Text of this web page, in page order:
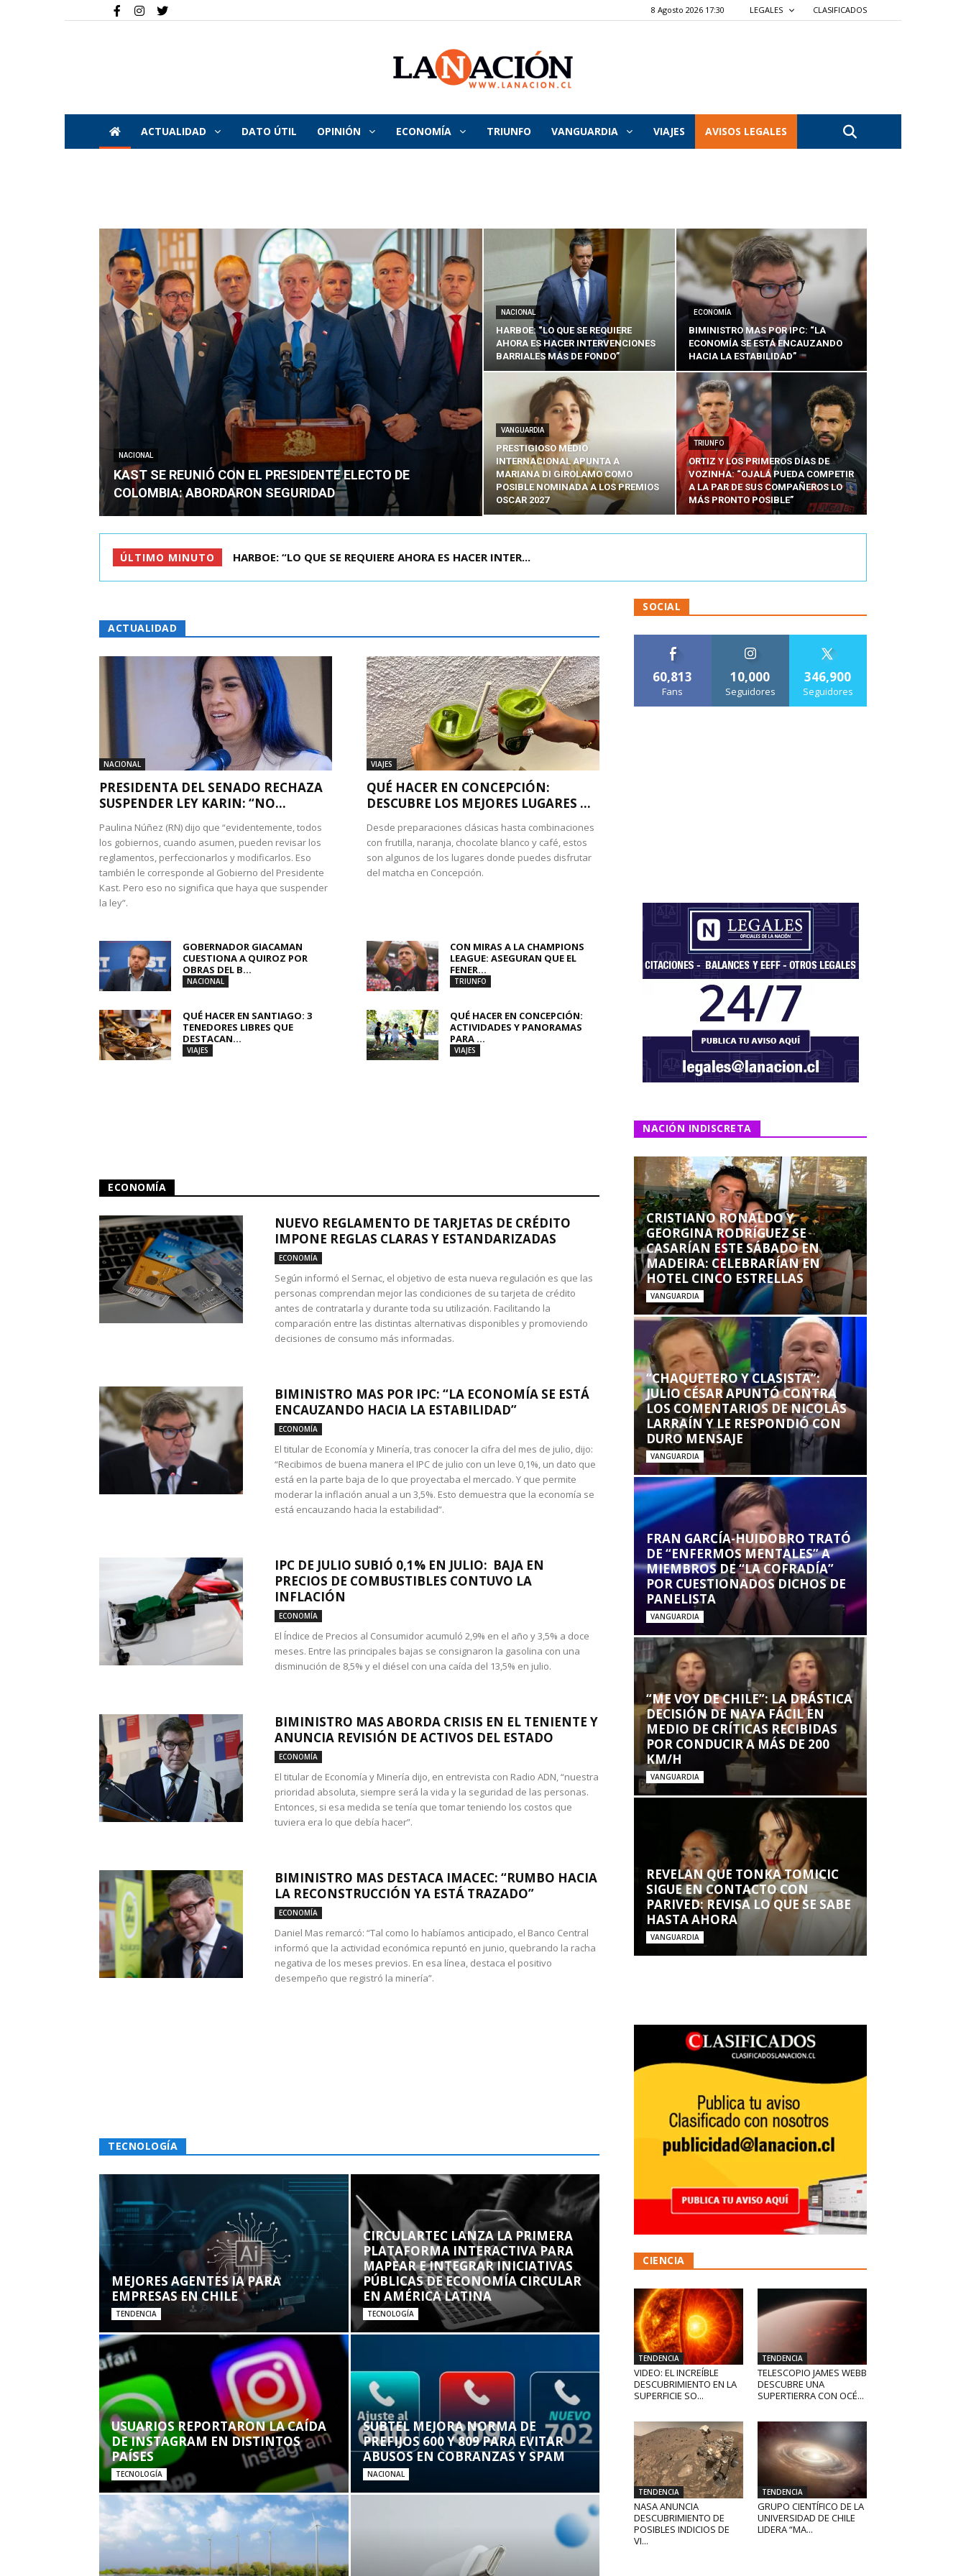
8 Agosto 2026 17:30 LEGALES CLASIFICADOS
La
Nación
ACTUALIDAD DATO ÚTIL OPINIÓN ECONOMÍA TRIUNFO VANGUARDIA VIAJES AVISOS LEGALES
NACIONAL
KAST SE REUNIÓ CON EL PRESIDENTE ELECTO DE
COLOMBIA: ABORDARON SEGURIDAD
NACIONAL
HARBOE: “LO QUE SE REQUIERE
AHORA ES HACER INTERVENCIONES
BARRIALES MÁS DE FONDO”
ECONOMÍA
BIMINISTRO MAS POR IPC: “LA
ECONOMÍA SE ESTÁ ENCAUZANDO
HACIA LA ESTABILIDAD”
VANGUARDIA
PRESTIGIOSO MEDIO
INTERNACIONAL APUNTA A
MARIANA DI GIROLAMO COMO
POSIBLE NOMINADA A LOS PREMIOS
OSCAR 2027
TRIUNFO
ORTIZ Y LOS PRIMEROS DÍAS DE
VOZINHA: “OJALÁ PUEDA COMPETIR
A LA PAR DE SUS COMPAÑEROS LO
MÁS PRONTO POSIBLE”
ÚLTIMO MINUTO HARBOE: “LO QUE SE REQUIERE AHORA ES HACER INTER...
BIMINISTRO MAS POR IPC: “LA ECONOMÍA SE ESTÁ ENC...
ACTUALIDAD
NACIONAL
PRESIDENTA DEL SENADO RECHAZA
SUSPENDER LEY KARIN: “NO...
Paulina Núñez (RN) dijo que “evidentemente, todos
los gobiernos, cuando asumen, pueden revisar los
reglamentos, perfeccionarlos y modificarlos. Eso
también le corresponde al Gobierno del Presidente
Kast. Pero eso no significa que haya que suspender
la ley”.
VIAJES
QUÉ HACER EN CONCEPCIÓN:
DESCUBRE LOS MEJORES LUGARES ...
Desde preparaciones clásicas hasta combinaciones
con frutilla, naranja, chocolate blanco y café, estos
son algunos de los lugares donde puedes disfrutar
del matcha en Concepción.
GOBERNADOR GIACAMAN
CUESTIONA A QUIROZ POR
OBRAS DEL B...
NACIONAL
CON MIRAS A LA CHAMPIONS
LEAGUE: ASEGURAN QUE EL
FENER...
TRIUNFO
QUÉ HACER EN SANTIAGO: 3
TENEDORES LIBRES QUE
DESTACAN...
VIAJES
QUÉ HACER EN CONCEPCIÓN:
ACTIVIDADES Y PANORAMAS
PARA ...
VIAJES
ECONOMÍA
NUEVO REGLAMENTO DE TARJETAS DE CRÉDITO
IMPONE REGLAS CLARAS Y ESTANDARIZADAS
ECONOMÍA
Según informó el Sernac, el objetivo de esta nueva regulación es que las
personas comprendan mejor las condiciones de su tarjeta de crédito
antes de contratarla y durante toda su utilización. Facilitando la
comparación entre las distintas alternativas disponibles y promoviendo
decisiones de consumo más informadas.
BIMINISTRO MAS POR IPC: “LA ECONOMÍA SE ESTÁ
ENCAUZANDO HACIA LA ESTABILIDAD”
ECONOMÍA
El titular de Economía y Minería, tras conocer la cifra del mes de julio, dijo:
“Recibimos de buena manera el IPC de julio con un leve 0,1%, un dato que
está en la parte baja de lo que proyectaba el mercado. Y que permite
moderar la inflación anual a un 3,5%. Esto demuestra que la economía se
está encauzando hacia la estabilidad”.
IPC DE JULIO SUBIÓ 0,1% EN JULIO: BAJA EN
PRECIOS DE COMBUSTIBLES CONTUVO LA
INFLACIÓN
ECONOMÍA
El Índice de Precios al Consumidor acumuló 2,9% en el año y 3,5% a doce
meses. Entre las principales bajas se consignaron la gasolina con una
disminución de 8,5% y el diésel con una caída del 13,5% en julio.
BIMINISTRO MAS ABORDA CRISIS EN EL TENIENTE Y
ANUNCIA REVISIÓN DE ACTIVOS DEL ESTADO
ECONOMÍA
El titular de Economía y Minería dijo, en entrevista con Radio ADN, “nuestra
prioridad absoluta, siempre será la vida y la seguridad de las personas.
Entonces, si esa medida se tenía que tomar teniendo los costos que
tuviera era lo que debía hacer”.
BIMINISTRO MAS DESTACA IMACEC: “RUMBO HACIA
LA RECONSTRUCCIÓN YA ESTÁ TRAZADO”
ECONOMÍA
Daniel Mas remarcó: “Tal como lo habíamos anticipado, el Banco Central
informó que la actividad económica repuntó en junio, quebrando la racha
negativa de los meses previos. En esa línea, destaca el positivo
desempeño que registró la minería”.
TECNOLOGÍA
MEJORES AGENTES IA PARA
EMPRESAS EN CHILE
TENDENCIA
CIRCULARTEC LANZA LA PRIMERA
PLATAFORMA INTERACTIVA PARA
MAPEAR E INTEGRAR INICIATIVAS
PÚBLICAS DE ECONOMÍA CIRCULAR
EN AMÉRICA LATINA
TECNOLOGÍA
USUARIOS REPORTARON LA CAÍDA
DE INSTAGRAM EN DISTINTOS
PAÍSES
TECNOLOGÍA
SUBTEL MEJORA NORMA DE
PREFIJOS 600 Y 809 PARA EVITAR
ABUSOS EN COBRANZAS Y SPAM
NACIONAL
SOCIAL
60,813
Fans
10,000
Seguidores
346,900
Seguidores
NACIÓN INDISCRETA
CRISTIANO RONALDO Y
GEORGINA RODRÍGUEZ SE
CASARÍAN ESTE SÁBADO EN
MADEIRA: CELEBRARÍAN EN
HOTEL CINCO ESTRELLAS
VANGUARDIA
“CHAQUETERO Y CLASISTA”:
JULIO CÉSAR APUNTÓ CONTRA
LOS COMENTARIOS DE NICOLÁS
LARRAÍN Y LE RESPONDIÓ CON
DURO MENSAJE
VANGUARDIA
FRAN GARCÍA-HUIDOBRO TRATÓ
DE “ENFERMOS MENTALES” A
MIEMBROS DE “LA COFRADÍA”
POR CUESTIONADOS DICHOS DE
PANELISTA
VANGUARDIA
“ME VOY DE CHILE”: LA DRÁSTICA
DECISIÓN DE NAYA FÁCIL EN
MEDIO DE CRÍTICAS RECIBIDAS
POR CONDUCIR A MÁS DE 200
KM/H
VANGUARDIA
REVELAN QUE TONKA TOMICIC
SIGUE EN CONTACTO CON
PARIVED: REVISA LO QUE SE SABE
HASTA AHORA
VANGUARDIA
CIENCIA
TENDENCIA
VIDEO: EL INCREÍBLE
DESCUBRIMIENTO EN LA
SUPERFICIE SO...
TENDENCIA
TELESCOPIO JAMES WEBB
DESCUBRE UNA
SUPERTIERRA CON OCÉ...
TENDENCIA
NASA ANUNCIA
DESCUBRIMIENTO DE
POSIBLES INDICIOS DE
VI...
TENDENCIA
GRUPO CIENTÍFICO DE LA
UNIVERSIDAD DE CHILE
LIDERA “MA...